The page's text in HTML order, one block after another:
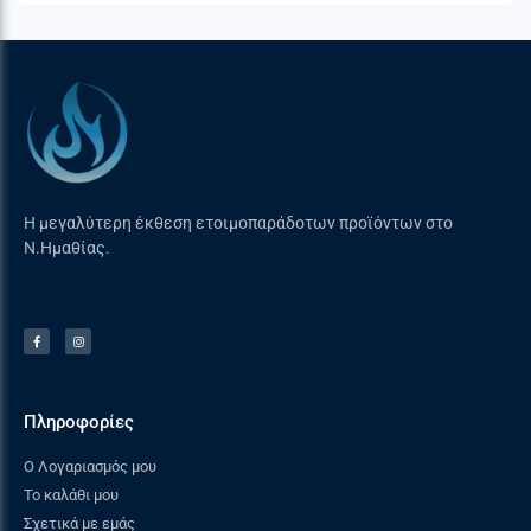
Ασφάλειες διαρροής Ναι
Τύπος / ισχύς εστίας
στο κέντρο
πίσω δεξιά
Υλικό – χρώμα
επιλογέων
Η μεγαλύτερη έκθεση ετοιμοπαράδοτων προϊόντων στο
Ν.Ημαθίας.
Πληροφορίες
Ο Λογαριασμός μου
Το καλάθι μου
Σχετικά με εμάς